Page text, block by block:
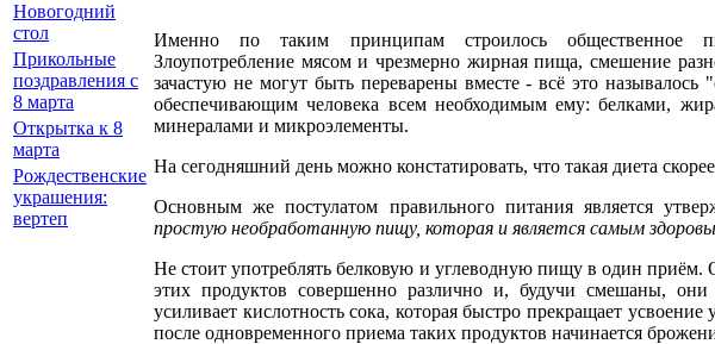
Именно по таким принципам строилось общественное
Злоупотребление мясом и чрезмерно жирная пища, смешение
зачастую не могут быть переварены вместе - всё это
обеспечивающим человека всем необходимым ему: белками,
минералами и микроэлементы.
На сегодняшний день можно констатировать, что такая диета
Основным же постулатом правильного питания является
простую необработанную пищу, которая и является самым
Не стоит употреблять белковую и углеводную пищу в один приём.
этих продуктов совершенно различно и, будучи смешаны,
усиливает кислотность сока, которая быстро прекращает
после одновременного приема таких продуктов начинается
Новогодний
стол
Прикольные
поздравления с
8 марта
Открытка к 8
марта
Рождественские
украшения:
вертеп